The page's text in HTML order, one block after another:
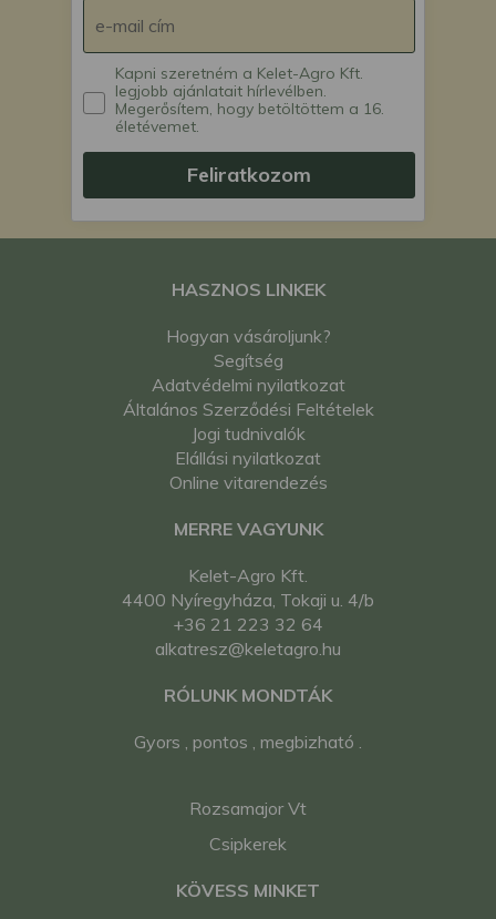
Kapni szeretném a Kelet-Agro Kft.
legjobb ajánlatait hírlevélben.
Megerősítem, hogy betöltöttem a 16.
életévemet.
Feliratkozom
HASZNOS LINKEK
Hogyan vásároljunk?
Segítség
Adatvédelmi nyilatkozat
Általános Szerződési Feltételek
Jogi tudnivalók
Elállási nyilatkozat
Online vitarendezés
MERRE VAGYUNK
Kelet-Agro Kft.
4400 Nyíregyháza, Tokaji u. 4/b
+36 21 223 32 64
alkatresz@keletagro.hu
RÓLUNK MONDTÁK
Gyors , pontos , megbizható .
Rozsamajor Vt
Csipkerek
KÖVESS MINKET